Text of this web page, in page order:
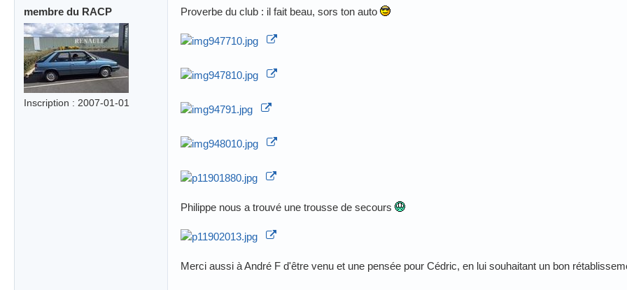
membre du RACP
Inscription : 2007-01-01
Proverbe du club : il fait beau, sors ton auto
Philippe nous a trouvé une trousse de secours
Merci aussi à André F d'être venu et une pensée pour Cédric, en lui souhaitant un bon